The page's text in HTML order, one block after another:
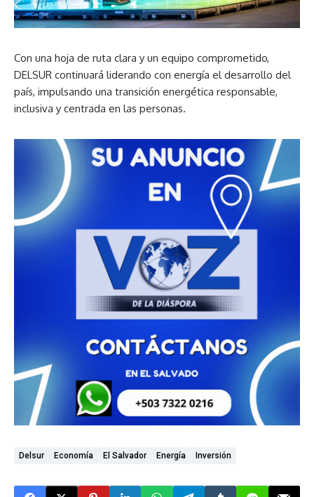
Con una hoja de ruta clara y un equipo comprometido,
DELSUR continuará liderando con energía el desarrollo del
país, impulsando una transición energética responsable,
inclusiva y centrada en las personas.
Delsur Economía El Salvador Energía Inversión